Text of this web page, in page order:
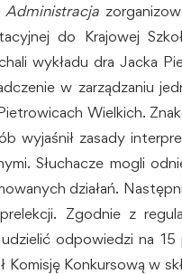
Administracja
do Krajowej
wykładu dra Jacka
w zarządzaniu
Wielkich.
wyjaśnił zasady
Słuchacze mogli
działań.
Zgodnie z
odpowiedzi na
Komisję Konkursową w